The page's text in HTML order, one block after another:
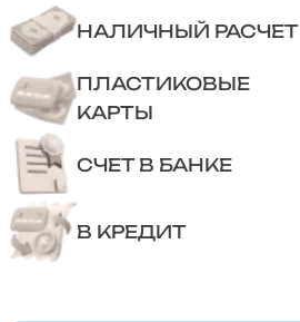
НАЛИЧНЫЙ РАСЧЕТ
ПЛАСТИКОВЫЕ
КАРТЫ
СЧЕТ В БАНКЕ
В КРЕДИТ